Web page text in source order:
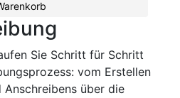
Sie Schritt für Schritt
vom Erstellen
Anschreibens über die